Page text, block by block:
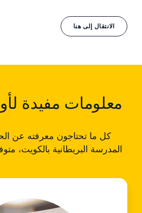
الانتقال إلى هنا
معلومات مفيدة
كل ما تحتاجون معرفته عن
المدرسة البريطانية بالكويت،